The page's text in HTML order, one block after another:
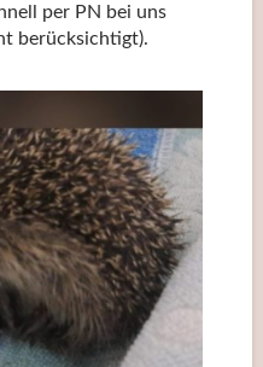
per PN bei uns
berücksichtigt).